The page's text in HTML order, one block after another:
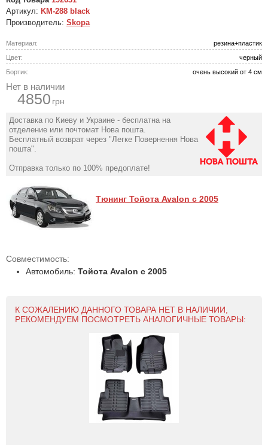
Артикул: KM-288 black
Производитель: Skopa
Материал:
резина+пластик
Цвет:
черный
Бортик:
очень высокий от 4 см
Нет в наличии
4850 грн
Доставка по Киеву и Украине - бесплатна на
отделение или почтомат Нова пошта.
Бесплатный возврат через "Легке Повернення Нова
пошта".
Отправка только по 100% предоплате!
Тюнинг Тойота Avalon с 2005
Совместимость:
Автомобиль: Тойота Avalon с 2005
К СОЖАЛЕНИЮ ДАННОГО ТОВАРА НЕТ В НАЛИЧИИ,
РЕКОМЕНДУЕМ ПОСМОТРЕТЬ АНАЛОГИЧНЫЕ ТОВАРЫ: